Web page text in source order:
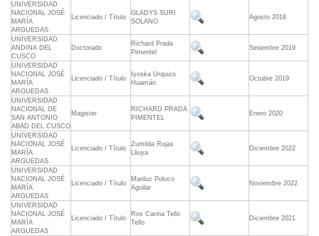
UNIVERSIDAD
NACIONAL JOSÉ
MARÍA
ARGUEDAS
Licenciado / Título
GLADYS SURI
SOLANO
Agosto 2018
UNIVERSIDAD
ANDINA DEL
CUSCO
Doctorado
Richard Prada
Pimentel
Setiembre 2019
UNIVERSIDAD
NACIONAL JOSÉ
MARÍA
ARGUEDAS
Licenciado / Título
Iyoska Urquizo
Huamán
Octubre 2019
UNIVERSIDAD
NACIONAL DE
SAN ANTONIO
ABAD DEL CUSCO
Magister
RICHARD PRADA
PIMENTEL
Enero 2020
UNIVERSIDAD
NACIONAL JOSÉ
MARÍA
ARGUEDAS
Licenciado / Título
Zumilda Rojas
Lliuya
Diciembre 2022
UNIVERSIDAD
NACIONAL JOSÉ
MARÍA
ARGUEDAS
Licenciado / Título
Mariluz Poluco
Aguilar
Noviembre 2022
UNIVERSIDAD
NACIONAL JOSÉ
MARÍA
ARGUEDAS
Licenciado / Título
Ros Carina Tello
Tello
Diciembre 2021